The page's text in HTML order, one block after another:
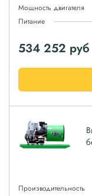
Мощность двигателя
Питание
534 252 руб
Производительность